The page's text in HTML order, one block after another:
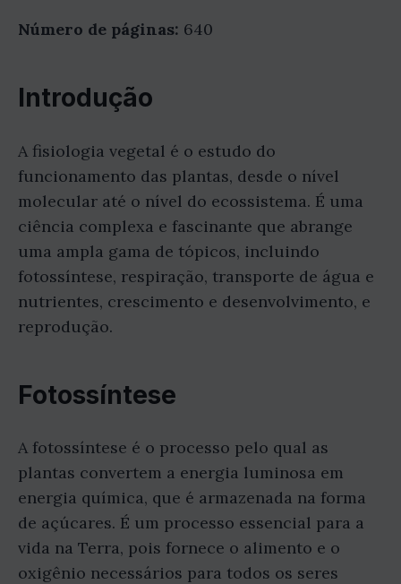
Número de páginas: 640
Introdução
A fisiologia vegetal é o estudo do
funcionamento das plantas, desde o nível
molecular até o nível do ecossistema. É uma
ciência complexa e fascinante que abrange
uma ampla gama de tópicos, incluindo
fotossíntese, respiração, transporte de água e
nutrientes, crescimento e desenvolvimento, e
reprodução.
Fotossíntese
A fotossíntese é o processo pelo qual as
plantas convertem a energia luminosa em
energia química, que é armazenada na forma
de açúcares. É um processo essencial para a
vida na Terra, pois fornece o alimento e o
oxigênio necessários para todos os seres